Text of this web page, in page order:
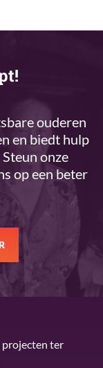
ouderen
en biedt hulp
onze
op een beter
ter